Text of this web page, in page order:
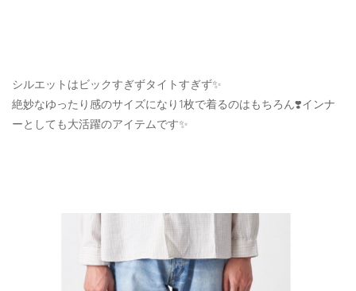
シルエットはビックすぎずタイトすぎず✨
絶妙なゆったり感のサイズになり1枚で着るのはもちろん❣️インナ
ーとしても大活躍のアイテムです✨